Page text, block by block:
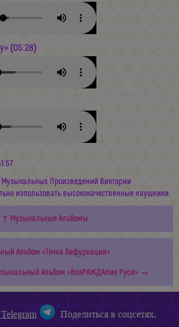
(05:28)
Произведений Виктории
изпользовать высококачественные наушники.
↑ Музыкальные Альбомы
Альбом «Точка бифуркации»
Альбом «ВозРАЖДАНие Руси» →
Поделиться в соцсетях,